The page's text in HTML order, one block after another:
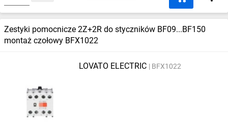
Zestyki pomocnicze 2Z+2R do styczników BF09...BF150
montaż czołowy BFX1022
LOVATO ELECTRIC BFX1022